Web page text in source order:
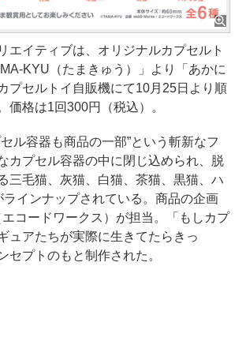
エイティブは、オリジナルカプセルト
KYU（たまきゅう）」より「あかに
プセルトイ自販機にて10月25日より順
価格は1回300円（税込）。
ル容器も商品の一部”という斬新なフ
カプセル容器の中に閉じ込められ、脱
三毛猫、灰猫、白猫、茶猫、黒猫、ハ
インナップされている。商品の企画
コードワークス）が担当。「もしカプ
ュアたちが実際に生きてたらきっ
セプトのもと制作された。